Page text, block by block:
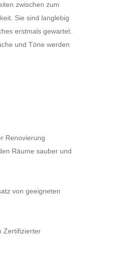
zwischen zum
Sie sind langlebig
erstmals gewartet.
und Töne werden
Renovierung
Räume sauber und
von geeigneten
Zertifizierter